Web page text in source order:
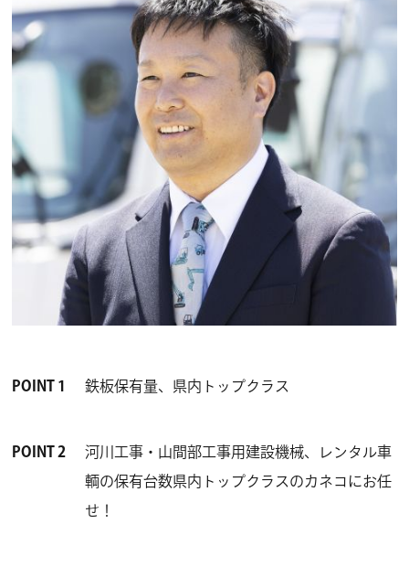
POINT 1 鉄板保有量、県内トップクラス
POINT 2
河川工事・山間部工事用建設機械、レンタル車
輌の保有台数県内トップクラスのカネコにお任
せ！